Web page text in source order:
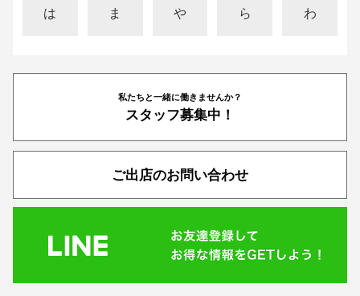
は ま や ら わ
私たちと一緒に働きませんか？
スタッフ募集中！
ご出店のお問い合わせ